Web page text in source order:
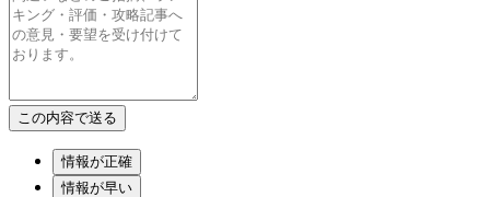
情報が正確
情報が早い